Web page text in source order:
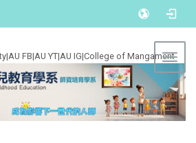
|AU FB|AU YT|AU IG|College of Mangament